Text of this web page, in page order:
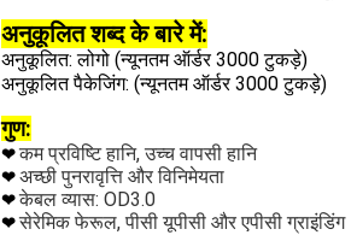
अनुकूलित शब्द के बारे में:
अनुकूलित: लोगो (न्यूनतम ऑर्डर 3000 टुकड़े)
अनुकूलित पैकेजिंग: (न्यूनतम ऑर्डर 3000 टुकड़े)
गुण:
❤कम प्रविष्टि हानि, उच्च वापसी हानि
❤अच्छी पुनरावृत्ति और विनिमेयता
❤केबल व्यास: OD3.0
❤सेरेमिक फेरूल, पीसी यूपीसी और एपीसी ग्राइंडिंग